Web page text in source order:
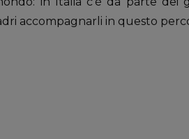
accompagnarli in questo